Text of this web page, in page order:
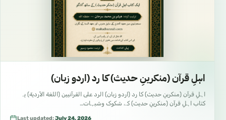
اہلِ قرآن (منکرینِ حدیث) کا رد (اردو زبان)
اہلِ قرآن (منکرینِ حدیث) کا رد (اردو زبان) الرد على القرآنيين (اللغة الأردية) یہ
کتاب اہلِ قرآن (منکرینِ حدیث) کے شکوک وشبہات…
Last updated:July 24, 2026